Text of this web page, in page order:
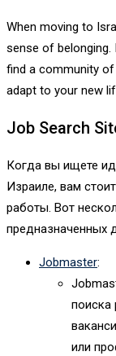
When moving to
sense of belonging.
find a community
adapt to your new
Job Search
Когда вы ищете
Израиле, вам
работы. Вот
предназначенных
Jobmaster:
поиска
или